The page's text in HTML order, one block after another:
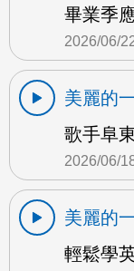
畢業季
2026/06/
美麗的
歌手阜
2026/06/
美麗的
輕鬆學